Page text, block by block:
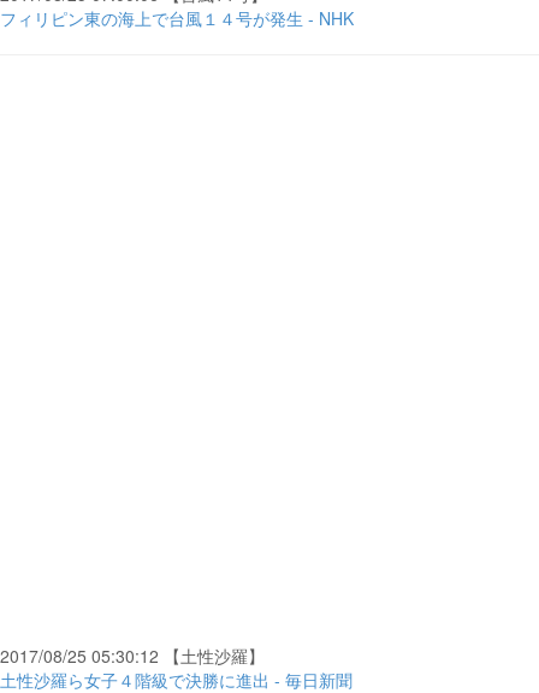
フィリピン東の海上で台風１４号が発生 - NHK
2017/08/25 05:30:12 【土性沙羅】
土性沙羅ら女子４階級で決勝に進出 - 毎日新聞